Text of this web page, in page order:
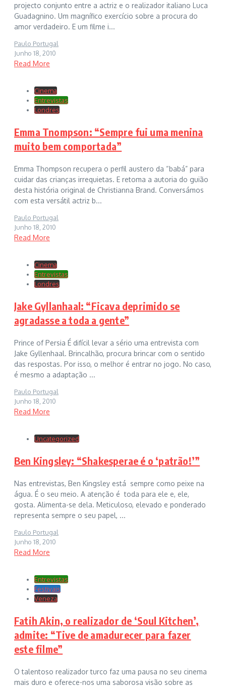
projecto conjunto entre a actriz e o realizador italiano Luca
Guadagnino. Um magnífico exercício sobre a procura do
amor verdadeiro. E um filme i...
Paulo Portugal
Junho 18, 2010
Read More
Cinema
Entrevistas
Londres
Emma Tnompson: “Sempre fui uma menina
muito bem comportada”
Emma Thompson recupera o perfil austero da “babá” para
cuidar das crianças irrequietas. E retoma a autoria do guião
desta história original de Christianna Brand. Conversámos
com esta versátil actriz b...
Paulo Portugal
Junho 18, 2010
Read More
Cinema
Entrevistas
Londres
Jake Gyllanhaal: “Ficava deprimido se
agradasse a toda a gente”
Prince of Persia É difícil levar a sério uma entrevista com
Jake Gyllenhaal. Brincalhão, procura brincar com o sentido
das respostas. Por isso, o melhor é entrar no jogo. No caso,
é mesmo a adaptação ...
Paulo Portugal
Junho 18, 2010
Read More
Uncategorized
Ben Kingsley: “Shakesperae é o ‘patrão!’”
Nas entrevistas, Ben Kingsley está sempre como peixe na
água. É o seu meio. A atenção é toda para ele e, ele,
gosta. Alimenta-se dela. Meticuloso, elevado e ponderado
representa sempre o seu papel, ...
Paulo Portugal
Junho 18, 2010
Read More
Entrevistas
Festivais
Veneza
Fatih Akin, o realizador de ‘Soul Kitchen’,
admite: “Tive de amadurecer para fazer
este filme”
O talentoso realizador turco faz uma pausa no seu cinema
mais duro e oferece-nos uma saborosa visão sobre as